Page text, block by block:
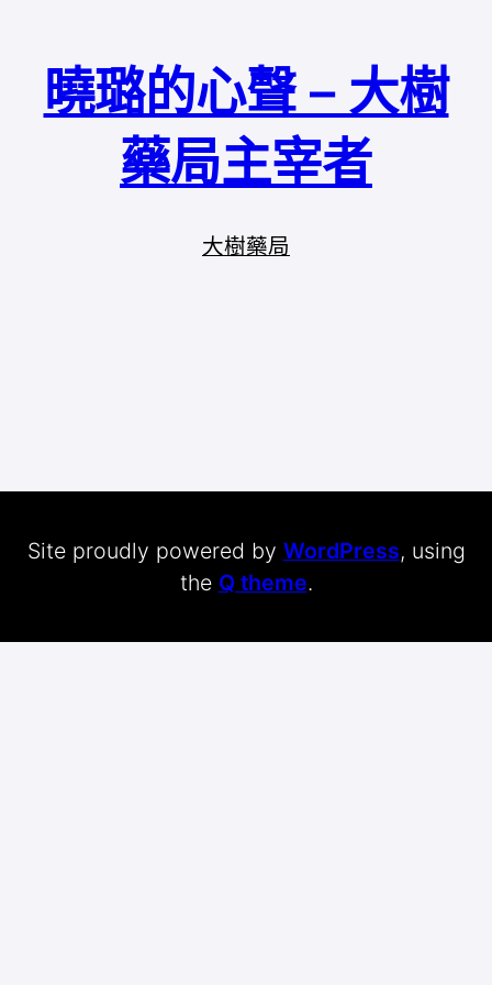
曉璐的心聲 – 大樹
藥局主宰者
大樹藥局
Site proudly powered by WordPress, using
the Q theme.